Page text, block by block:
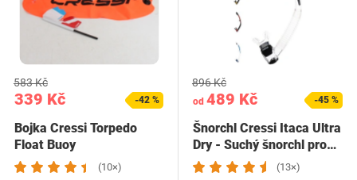
339 Kč
583 Kč
-42 %
Bojka Cressi Torpedo
Float Buoy
(10×)
od 489 Kč
896 Kč
-45 %
Šnorchl Cressi Itaca Ultra
Dry - Suchý šnorchl pro…
(13×)